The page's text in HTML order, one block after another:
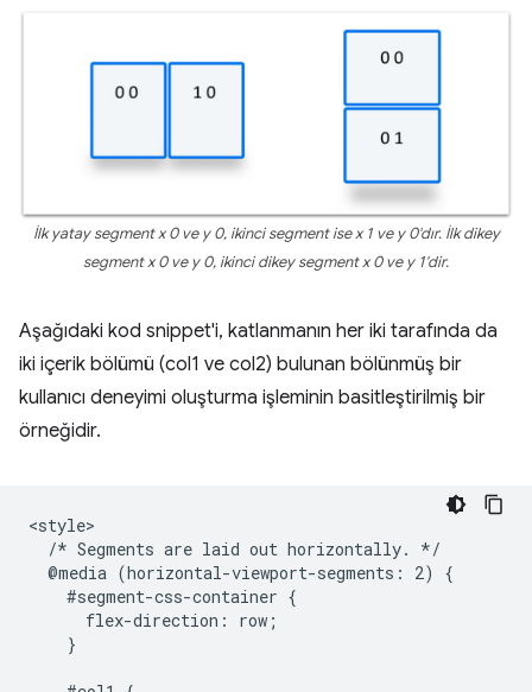
İlk yatay segment x 0 ve y 0, ikinci segment ise x 1 ve y 0'dır. İlk dikey
segment x 0 ve y 0, ikinci dikey segment x 0 ve y 1'dir.
Aşağıdaki kod snippet'i, katlanmanın her iki tarafında da
iki içerik bölümü (col1 ve col2) bulunan bölünmüş bir
kullanıcı deneyimi oluşturma işleminin basitleştirilmiş bir
örneğidir.
<style>
  /* Segments are laid out horizontally. */
  @media (horizontal-viewport-segments: 2) {
    #segment-css-container {
      flex-direction: row;
    }